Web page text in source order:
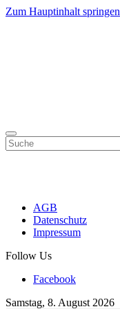
Zum Hauptinhalt springen
AGB
Datenschutz
Impressum
Follow Us
Facebook
Samstag, 8. August 2026